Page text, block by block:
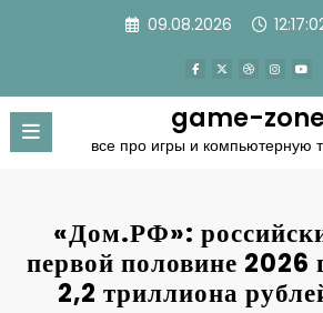
09.08.2026
game-
все про игры и компьютерную
«Дом.РФ»:
первой половине 2026
2,2 триллиона